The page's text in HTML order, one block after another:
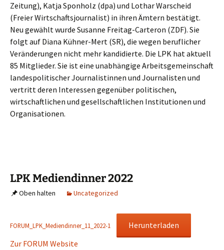
Zeitung), Katja Sponholz (dpa) und Lothar Warscheid
(Freier Wirtschaftsjournalist) in ihren Ämtern bestätigt.
Neu gewählt wurde Susanne Freitag-Carteron (ZDF). Sie
folgt auf Diana Kühner-Mert (SR), die wegen beruflicher
Veränderungen nicht mehr kandidierte. Die LPK hat aktuell
85 Mitglieder. Sie ist eine unabhängige Arbeitsgemeinschaft
landespolitischer Journalistinnen und Journalisten und
vertritt deren Interessen gegenüber politischen,
wirtschaftlichen und gesellschaftlichen Institutionen und
Organisationen.
LPK Mediendinner 2022
Oben halten Uncategorized
FORUM_LPK_Mediendinner_11_2022-1
Herunterladen
Zur FORUM Website